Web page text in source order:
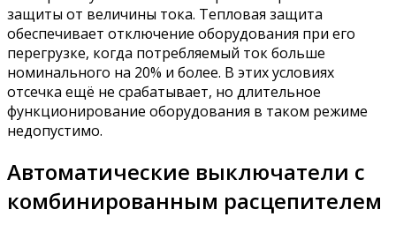
защиты от величины тока. Тепловая защита
обеспечивает отключение оборудования при его
перегрузке, когда потребляемый ток больше
номинального на 20% и более. В этих условиях
отсечка ещё не срабатывает, но длительное
функционирование оборудования в таком режиме
недопустимо.
Автоматические выключатели с
комбинированным расцепителем